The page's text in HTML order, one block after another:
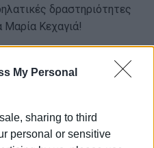
My Personal
sharing to third
personal or sensitive
δραστηριότητες
Μαρία Κεχαγιά!